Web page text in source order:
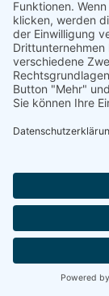
Inmitten eines
von Erkelenz,
Spazierwege laden
Zusätzlich ist die
Kontakt